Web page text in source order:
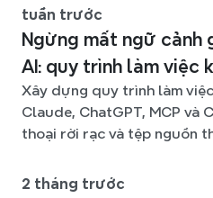
tuần trước
Ngừng mất ngữ cảnh
AI: quy trình làm việc
Xây dựng quy trình làm
Claude, ChatGPT, MCP và
thoại rời rạc và tệp nguồn
2 tháng trước